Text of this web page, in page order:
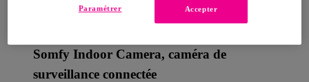
Somfy Indoor Camera, caméra de
surveillance connectée
Accepter
Paramétrer